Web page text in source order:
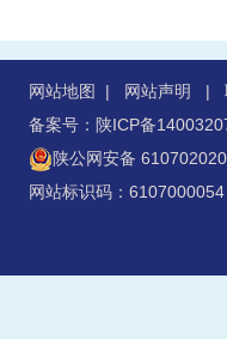
网站地图 | 网站声明 |
备案号：陕ICP备
陕公网安备
网站标识码：